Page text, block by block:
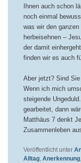
Ihnen auch schon
noch einmal
was wir den ganzen
herbeisehnen –
der damit
finden wir es auch
Aber jetzt? Sind
Wenn ich mich
steigende
gearbeitet, dann
Matthäus 7 denkt
Zusammenleben
Veröffentlicht unter
Alltag, Anerkennung,